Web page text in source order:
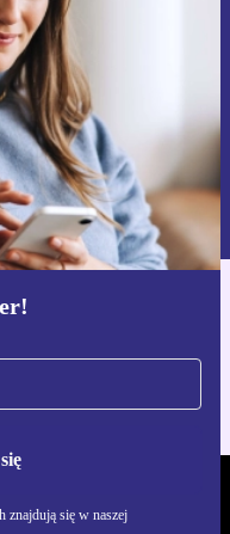
znajdują się w naszej
znajdują się w
refurbed